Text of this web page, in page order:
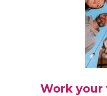
Work your